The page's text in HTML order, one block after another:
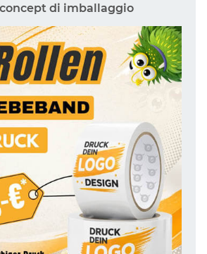
di imballaggio